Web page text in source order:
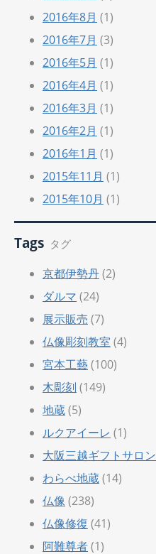
2016年8月 (1)
2016年7月 (3)
2016年5月 (1)
2016年4月 (1)
2016年3月 (1)
2016年2月 (1)
2016年1月 (1)
2015年11月 (1)
2015年10月 (1)
Tags タグ
京都伊勢丹(2)
ダルマ (24)
展示販売 (7)
仏像彫刻教室 (4)
宮本工藝(100)
木彫刻 (149)
地蔵(5)
ルクアイーレ (1)
大阪三越ギフトサロン
わらべ地蔵(14)
仏像 (238)
仏像修復 (41)
阿難尊者(1)